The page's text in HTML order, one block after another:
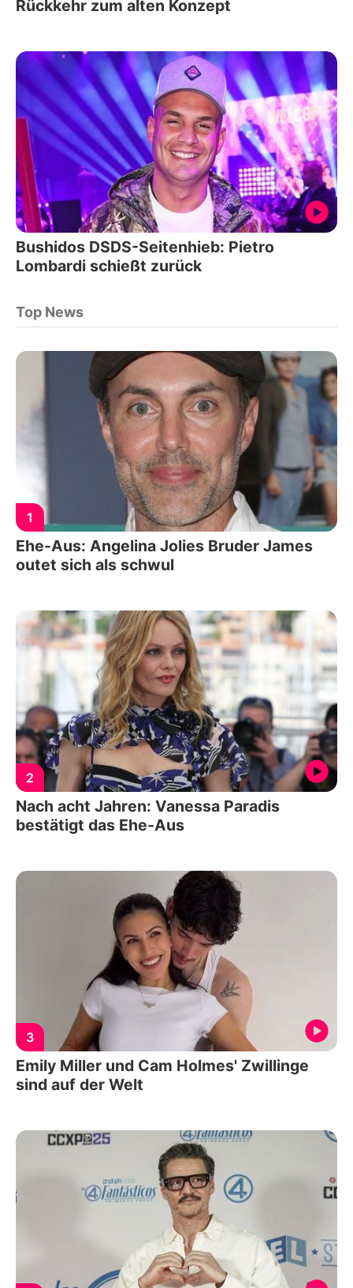
Rückkehr zum alten Konzept
Bushidos DSDS-Seitenhieb: Pietro
Lombardi schießt zurück
Top News
1
Ehe-Aus: Angelina Jolies Bruder James
outet sich als schwul
2
Nach acht Jahren: Vanessa Paradis
bestätigt das Ehe-Aus
3
Emily Miller und Cam Holmes' Zwillinge
sind auf der Welt